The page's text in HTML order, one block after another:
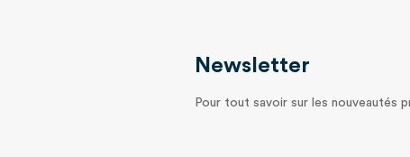
Newsletter
Pour tout savoir sur les nouveautés